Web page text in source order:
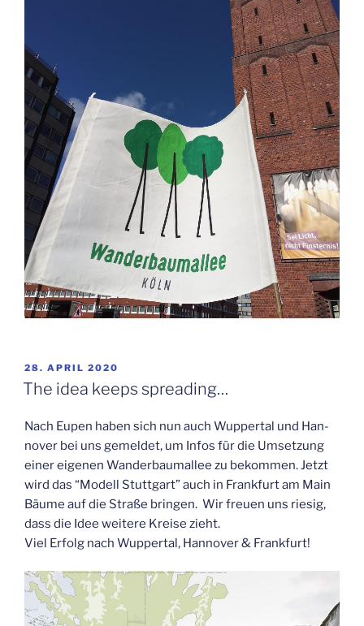
VERÖFFENTLICHT
AM
28. APRIL 2020
The idea keeps spreading…
Nach Eupen haben sich nun auch Wup­per­tal und Han­
no­ver bei uns gemel­det, um Infos für die Umset­zung
einer eige­nen Wan­der­baum­al­lee zu bekom­men. Jetzt
wird das “Modell Stutt­gart” auch in Frank­furt am Main
Bäu­me auf die Stra­ße brin­gen. Wir freu­en uns rie­sig,
dass die Idee wei­te­re Krei­se zieht.
Viel Erfolg nach Wup­per­tal, Han­no­ver & Frankfurt!